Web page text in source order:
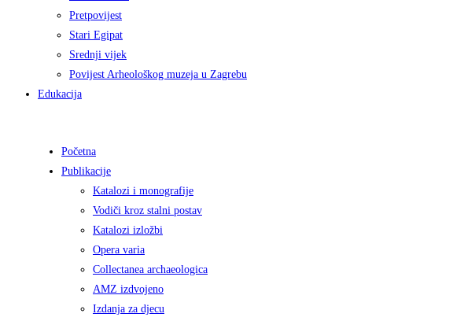
Pretpovijest
Stari Egipat
Srednji vijek
Povijest Arheološkog muzeja u Zagrebu
Edukacija
Početna
Publikacije
Katalozi i monografije
Vodiči kroz stalni postav
Katalozi izložbi
Opera varia
Collectanea archaeologica
AMZ izdvojeno
Izdanja za djecu